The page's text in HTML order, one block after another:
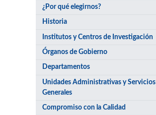
¿Por qué elegirnos?
Historia
Institutos y Centros de Investigación
Órganos de Gobierno
Departamentos
Unidades Administrativas y Servicios
Generales
Compromiso con la Calidad